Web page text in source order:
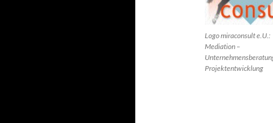
Logo miraconsult e.U.:
Mediation –
Projektentwicklung